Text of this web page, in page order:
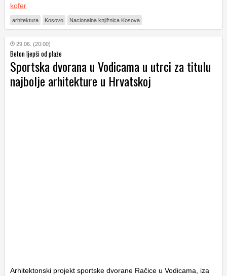
kofer
arhitektura Kosovo Nacionalna knjižnica Kosova
29.06. (20:00)
Beton ljepši od plaže
Sportska dvorana u Vodicama u utrci za titulu
najbolje arhitekture u Hrvatskoj
Arhitektonski projekt sportske dvorane Račice u Vodicama, iza